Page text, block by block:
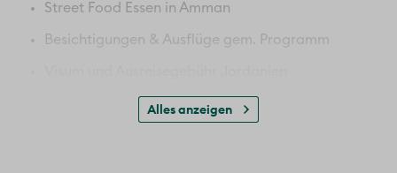
Street Food Essen in Amman
Besichtigungen & Ausflüge gem. Programm
CO2-Klimaschutzbeitrag
Alles anzeigen